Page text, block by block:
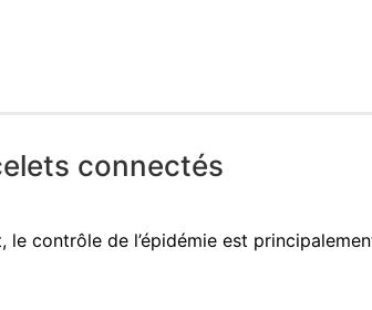
connectés
le contrôle de l’épidémie est